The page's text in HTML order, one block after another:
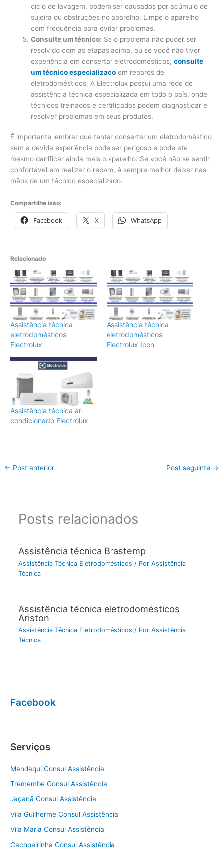
ciclo de lavagem, podem ser causados ​​por acúmulo de
sujeira ou obstruções no aparelho. Limpe o aparelho
com frequência para evitar problemas.
Consulte um técnico: Se o problema não puder ser
resolvido com as etapas acima, ou se você não tiver
experiência em consertar eletrodomésticos,consulte
um técnico especializado em reparos de
eletrodomésticos. A Electrolux possui uma rede de
assistência técnica especializada em todo o país, onde
técnicos treinados e certificados podem diagnosticar e
resolver problemas em seus produtos.
É importante lembrar que tentar consertar um eletrodoméstico
sem a devida experiência pode ser perigoso e pode até
mesmo danificar ainda mais o aparelho. Se você não se sentir
confortável em realizar o reparo, é sempre melhor deixar nas
mãos de um técnico especializado.
Compartilhe isso:
Facebook X WhatsApp
Relacionado
Assistência técnica
eletrodomésticos
Electrolux
Assistência técnica
eletrodomésticos
Electrolux Icon
Assistência técnica ar-
condicionado Electrolux
← Post anterior Post seguinte →
Posts relacionados
Assistência técnica Brastemp
Assistência Técnica Eletrodomésticos / Por Assistência
Técnica
Assistência técnica eletrodomésticos
Ariston
Assistência Técnica Eletrodomésticos / Por Assistência
Técnica
Facebook
Serviços
Mandaqui Consul Assistência
Tremembé Consul Assistência
Jaçanã Consul Assistência
Vila Guilherme Consul Assistência
Vila Maria Consul Assistência
Cachoeirinha Consul Assistência